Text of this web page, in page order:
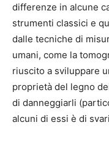
differenze in alcune
strumenti classici e
dalle tecniche di
umani, come la
riuscito a sviluppare
proprietà del legno
di danneggiarli
alcuni di essi è di